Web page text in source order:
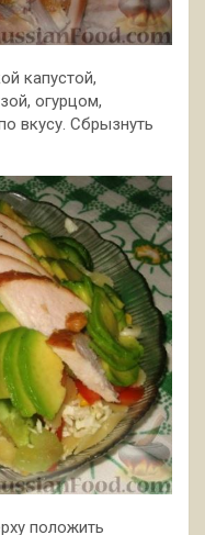
капустой,
огурцом,
вкусу. Сбрызнуть
положить